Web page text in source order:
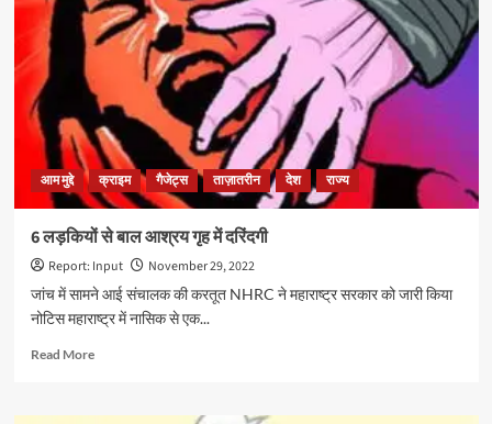
लोग
घरों
कैद,
जिनपिंग
के
इस्तीफे
की
मांग
ने
पकड़ा
तूल
आम मुद्दे क्राइम गैजेट्स ताज़ातरीन देश राज्य
6 लड़कियों से बाल आश्रय गृह में दरिंदगी
Report: Input
November 29, 2022
जांच में सामने आई संचालक की करतूत NHRC ने महाराष्ट्र सरकार को जारी किया
नोटिस महाराष्ट्र में नासिक से एक...
Read MoreRead
6